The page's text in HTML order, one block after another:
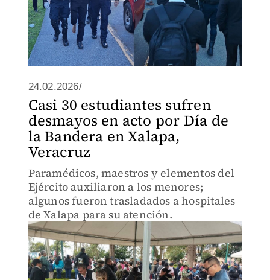
24.02.2026/
Casi 30 estudiantes sufren
desmayos en acto por Día de
la Bandera en Xalapa,
Veracruz
Paramédicos, maestros y elementos del
Ejército auxiliaron a los menores;
algunos fueron trasladados a hospitales
de Xalapa para su atención.